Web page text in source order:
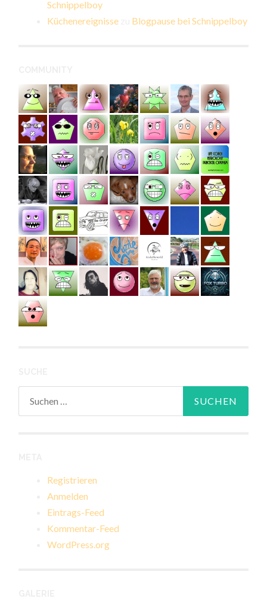
Schnippelboy
Küchenereignisse
Blogpause bei Schnippelboy
Registrieren
Anmelden
Eintrags-Feed
Kommentar-Feed
WordPress.org